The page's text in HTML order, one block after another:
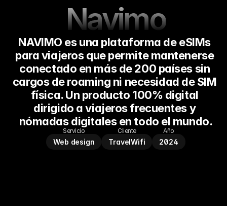
Navimo
NAVIMO es una plataforma de eSIMs
para viajeros que permite mantenerse
conectado en más de 200 países sin
cargos de roaming ni necesidad de SIM
física. Un producto 100% digital
dirigido a viajeros frecuentes y
nómadas digitales en todo el mundo.
Servicio
Web design
Cliente
TravelWifi
Año
2024
Volver al Incio
Menu
Quiénes somos?
Proyectos
Contacto
Social Media
Instagram